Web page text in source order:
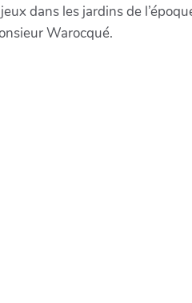
dans les jardins de
Warocqué.